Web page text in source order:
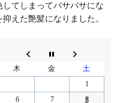
てしまってバサバサにな
えた艶髪になりました。
木 金
土
1
6 7 8